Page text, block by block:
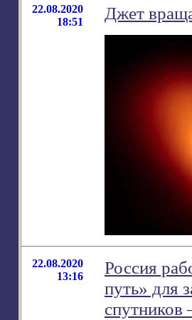
22.08.2020
18:51
Джет
22.08.2020
13:16
Россия
путь» для